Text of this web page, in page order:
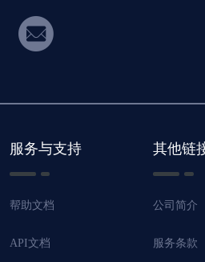
服务与支持
帮助文档
API文档
其他链
公司简介
服务条款